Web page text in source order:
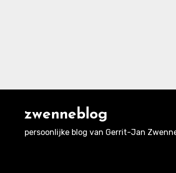
zwenneblog
persoonlijke blog van Gerrit-Jan